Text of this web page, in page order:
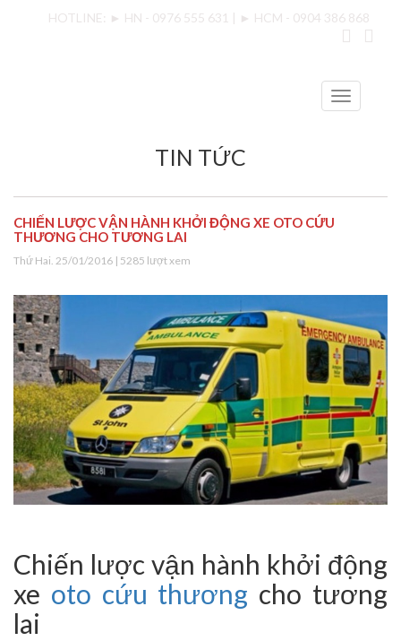
HOTLINE: ► HN - 0976 555 631 | ► HCM - 0904 386 868
T
o
a
t
i
o
n
TIN TỨC
CHIẾN LƯỢC VẬN HÀNH KHỞI ĐỘNG XE OTO CỨU
THƯƠNG CHO TƯƠNG LAI
Thứ Hai. 25/01/2016 | 5285 lượt xem
Chiến lược vận hành khởi động
xe oto cứu thương cho tương
lai